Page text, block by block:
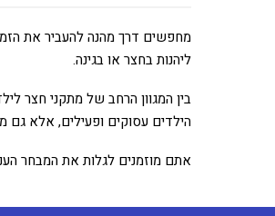
מחפשים דרך מהנה להעביר את
ליהנות בחצר או בגינה.
בין המגוון הרחב של מתקני חצר
הילדים עסוקים ופעילים, אלא גם
אתם מוזמנים לגלות את המבחר